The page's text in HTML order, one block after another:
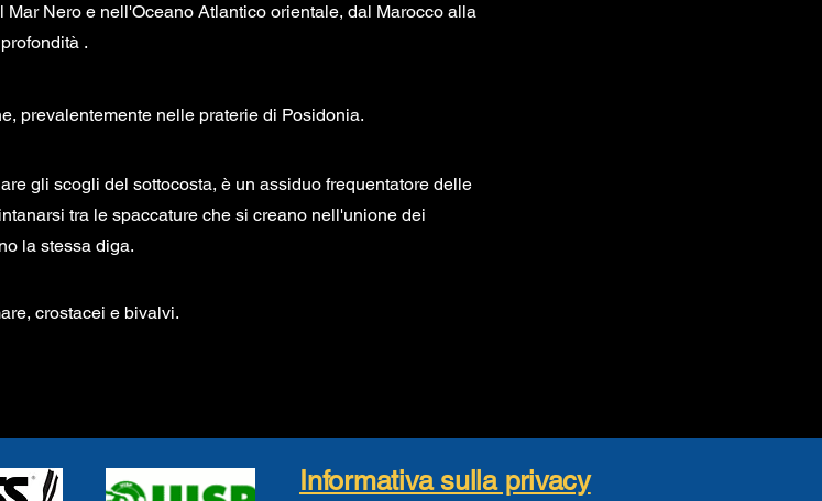
Mar Nero e nell'Oceano Atlantico orientale, dal Marocco alla
.
prevalentemente nelle praterie di Posidonia.
gli scogli del sottocosta, è un assiduo frequentatore delle
tra le spaccature che si creano nell'unione dei
la stessa diga.
crostacei e bivalvi.
Informativa sulla privacy